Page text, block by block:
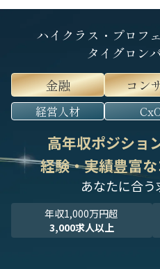
ハイクラス・プロフ
タイグロン
金融
コン
経営人材
高年収ポジショ
経験・実績豊富
あなたに合
年収1,000万円超
3,000求人以上